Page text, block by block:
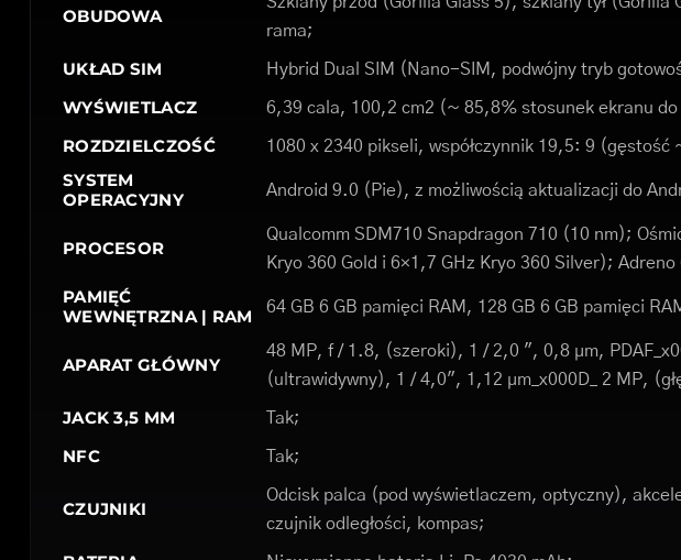
OBUDOWA
rama;
UKŁAD SIM Hybrid Dual SIM (Nano-SIM, podwójny tryb
WYŚWIETLACZ 6,39 cala, 100,2 cm2 (~ 85,8% stosunek ekranu do
ROZDZIELCZOŚĆ 1080 x 2340 pikseli, współczynnik 19,5: 9 (gęstość
SYSTEM
OPERACYJNY
Android 9.0 (Pie), z możliwością aktualizacji do
PROCESOR
Qualcomm SDM710 Snapdragon 710 (10 nm);
Kryo 360 Gold i 6×1,7 GHz Kryo 360 Silver); Adreno
PAMIĘĆ
WEWNĘTRZNA | RAM
64 GB 6 GB pamięci RAM, 128 GB 6 GB pamięci
APARAT GŁÓWNY
48 MP, f / 1.8, (szeroki), 1 / 2,0 ", 0,8 µm,
(ultrawidywny), 1 / 4,0", 1,12 µm_x000D_ 2 MP,
JACK 3,5 MM Tak;
NFC Tak;
CZUJNIKI
Odcisk palca (pod wyświetlaczem, optyczny),
czujnik odległości, kompas;